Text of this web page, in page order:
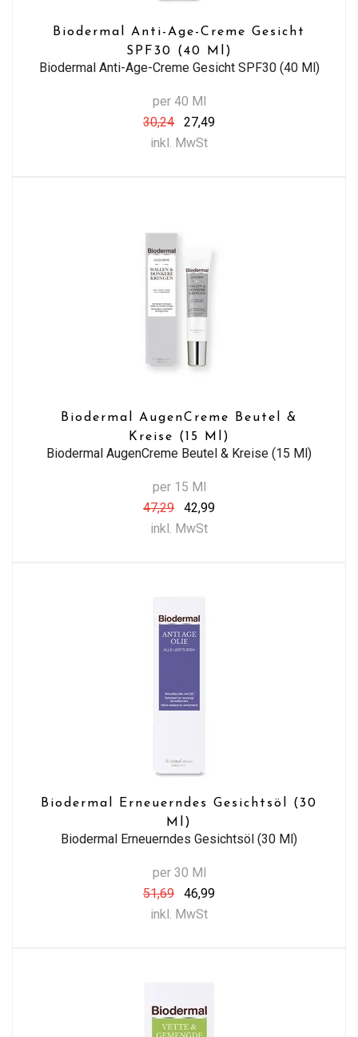
Biodermal Anti-Age-Creme Gesicht
SPF30 (40 Ml)
Biodermal Anti-Age-Creme Gesicht SPF30 (40 Ml)
per 40 Ml
30,24
27,49
inkl. MwSt
Biodermal AugenCreme Beutel &
Kreise (15 Ml)
Biodermal AugenCreme Beutel & Kreise (15 Ml)
per 15 Ml
47,29
42,99
inkl. MwSt
Biodermal Erneuerndes Gesichtsöl (30
Ml)
Biodermal Erneuerndes Gesichtsöl (30 Ml)
per 30 Ml
51,69
46,99
inkl. MwSt